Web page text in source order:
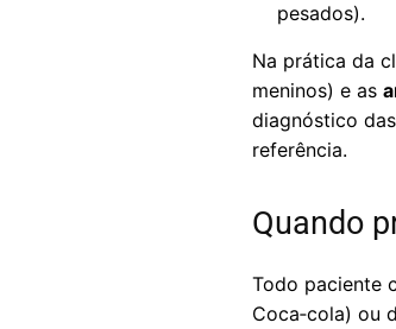
pesados).
Na prática da
meninos) e as
diagnóstico
referência.
Quando
Todo paciente
Coca‑cola) ou